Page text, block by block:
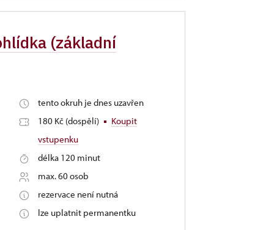
(základní
tento okruh je dnes uzavřen
180 Kč (dospělí)
Koupit
vstupenku
délka 120 minut
max. 60 osob
rezervace není nutná
lze uplatnit permanentku